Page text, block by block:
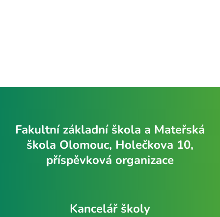
Fakultní základní škola a Mateřská
škola Olomouc, Holečkova 10,
příspěvková organizace
Kancelář školy